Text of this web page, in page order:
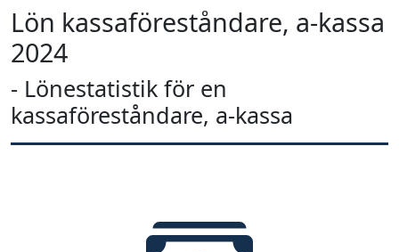
Lön kassaföreståndare, a-kassa
2024
- Lönestatistik för en
kassaföreståndare, a-kassa